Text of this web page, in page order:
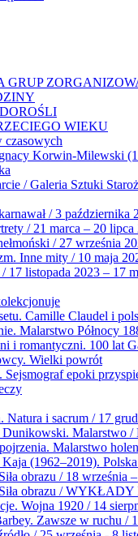
GRUP
WIEKU
czasowych
Korwin-Milewski
/ Galeria Sztuki
/ 3 października
/ 21 marca – 20 lipca
/ 27 września
Inne mity / 10 maja
17 listopada 2023 – 17
Camille Claudel i
Malarstwo Północy
i romantyczni. 100 lat
Wielki powrót
Sejsmograf epoki
Natura i sacrum / 17
Malarstwo
Malarstwo
Kaja (1962–2019).
obrazu / 18 września
obrazu /
Wojna 1920 / 14
Zawsze w ruchu /